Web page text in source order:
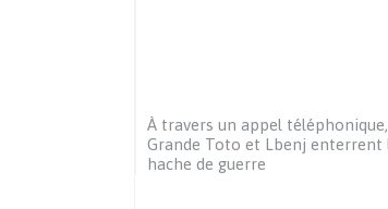
À travers un appel
Grande Toto et Lbenj enterrent
hache de guerre